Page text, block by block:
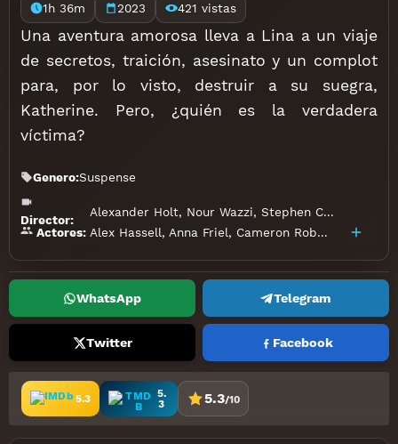
1h 36m 2023 421 vistas
Una aventura amorosa lleva a Lina a un viaje
de secretos, traición, asesinato y un complot
para, por lo visto, destruir a su suegra,
Katherine. Pero, ¿quién es la verdadera
víctima?
Genero:Suspense
Director:
Alexander Holt, Nour Wazzi, Stephen Carney
Actores: Alex Hassell, Anna Friel, Cameron Robertson ,
WhatsApp Telegram
Twitter Facebook
5.3
5.
3
5.3/10